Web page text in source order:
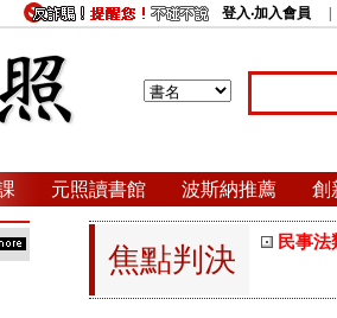
登入‧加入會員
元照讀書館 波斯納推薦 創
焦點判決 民事法